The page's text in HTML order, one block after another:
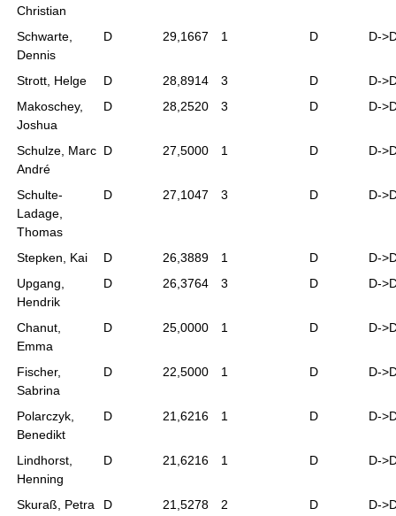
Christian
Schwarte,
Dennis
D 29,1667 1 D D-
Strott, Helge D 28,8914 3 D
D-
Makoschey,
Joshua
D 28,2520 3 D D-
Schulze, Marc
André
D 27,5000 1 D D-
Schulte-
Ladage,
Thomas
D 27,1047 3 D D-
Stepken, Kai D 26,3889 1 D
D-
Upgang,
Hendrik
D 26,3764 3 D D-
Chanut,
Emma
D 25,0000 1 D D-
Fischer,
Sabrina
D 22,5000 1 D D-
Polarczyk,
Benedikt
D 21,6216 1 D D-
Lindhorst,
Henning
D 21,6216 1 D D-
Skuraß, Petra D 21,5278 2 D
D-